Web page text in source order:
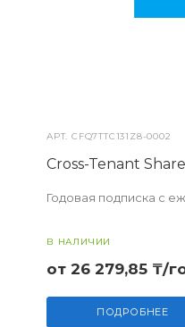
АРТ.CFQ7TTC131Z8-0002
Cross-Tenant
Годовая подписка с
В НАЛИЧИИ
от 26 279,85 ₸/
ПОДРОБНЕЕ